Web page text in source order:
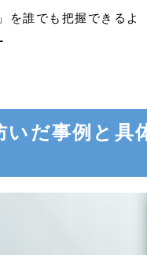
を誰でも把握できるよ
だ事例と具